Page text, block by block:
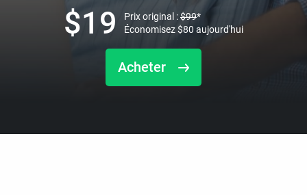
Acheter
$19 Prix original :$99*
Économisez$80 aujourd'hui